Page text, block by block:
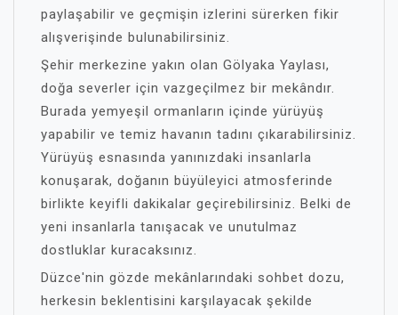
paylaşabilir ve geçmişin izlerini sürerken fikir
alışverişinde bulunabilirsiniz.
Şehir merkezine yakın olan Gölyaka Yaylası,
doğa severler için vazgeçilmez bir mekândır.
Burada yemyeşil ormanların içinde yürüyüş
yapabilir ve temiz havanın tadını çıkarabilirsiniz.
Yürüyüş esnasında yanınızdaki insanlarla
konuşarak, doğanın büyüleyici atmosferinde
birlikte keyifli dakikalar geçirebilirsiniz. Belki de
yeni insanlarla tanışacak ve unutulmaz
dostluklar kuracaksınız.
Düzce'nin gözde mekânlarındaki sohbet dozu,
herkesin beklentisini karşılayacak şekilde